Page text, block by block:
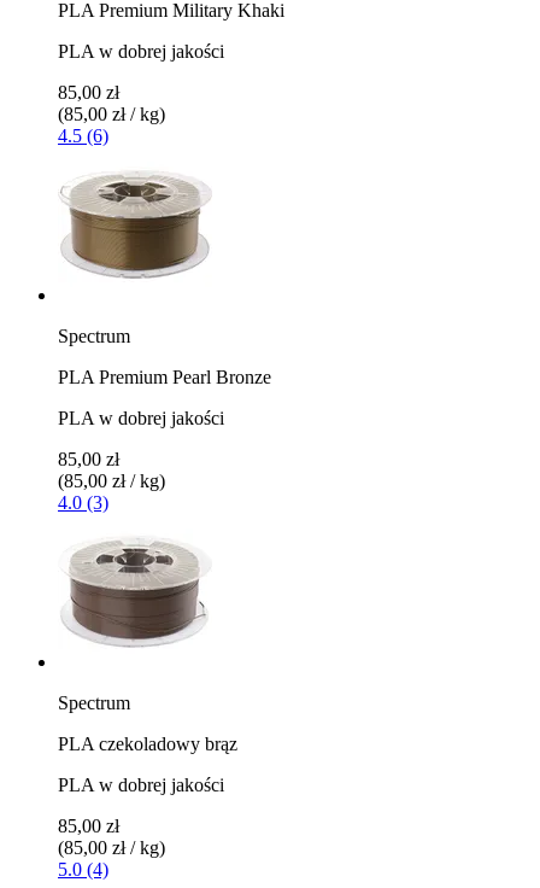
PLA Premium Military Khaki
PLA w dobrej jakości
85,00 zł
(85,00 zł / kg)
4.5 (6)
Spectrum
PLA Premium Pearl Bronze
PLA w dobrej jakości
85,00 zł
(85,00 zł / kg)
4.0 (3)
Spectrum
PLA czekoladowy brąz
PLA w dobrej jakości
85,00 zł
(85,00 zł / kg)
5.0 (4)